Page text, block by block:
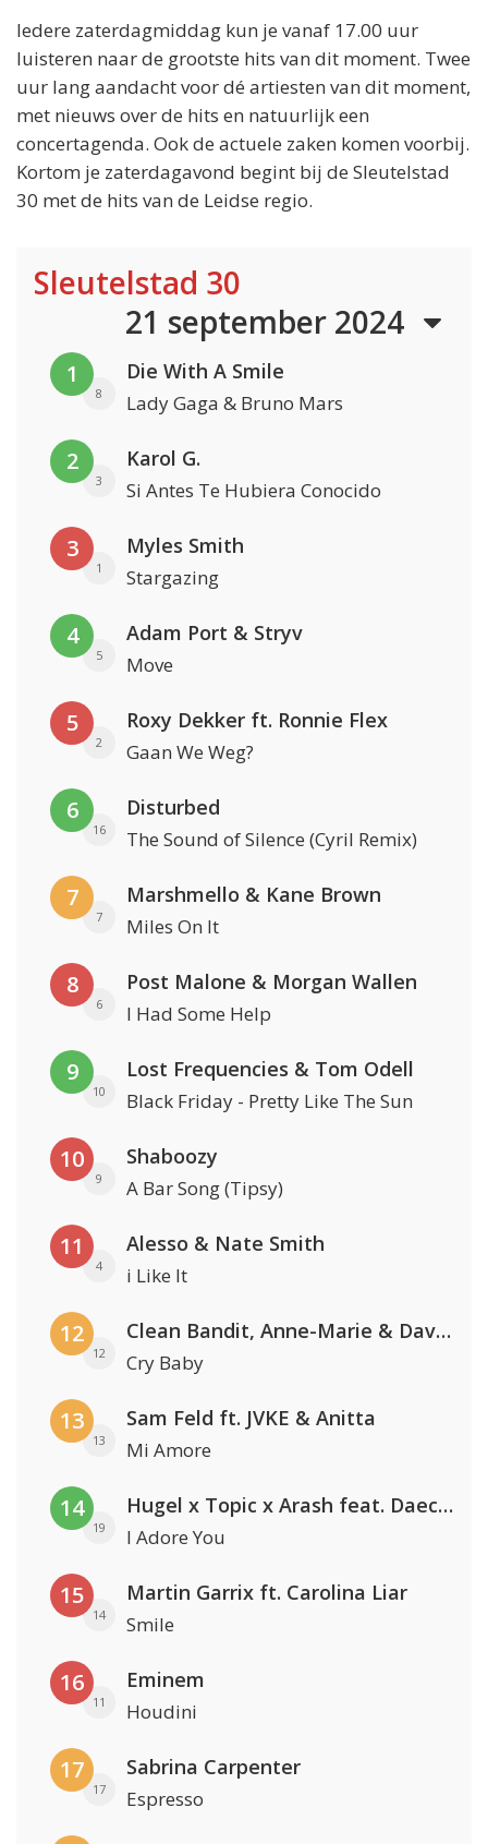
Iedere zaterdagmiddag kun je vanaf 17.00 uur
luisteren naar de grootste hits van dit moment. Twee
uur lang aandacht voor dé artiesten van dit moment,
met nieuws over de hits en natuurlijk een
concertagenda. Ook de actuele zaken komen voorbij.
Kortom je zaterdagavond begint bij de Sleutelstad
30 met de hits van de Leidse regio.
Sleutelstad 30
21 september 2024
1
8
Die With A Smile
Lady Gaga & Bruno Mars
2
3
Karol G.
Si Antes Te Hubiera Conocido
3
1
Myles Smith
Stargazing
4
5
Adam Port & Stryv
Move
5
2
Roxy Dekker ft. Ronnie Flex
Gaan We Weg?
6
16
Disturbed
The Sound of Silence (Cyril Remix)
7
7
Marshmello & Kane Brown
Miles On It
8
6
Post Malone & Morgan Wallen
I Had Some Help
9
10
Lost Frequencies & Tom Odell
Black Friday - Pretty Like The Sun
10
9
Shaboozy
A Bar Song (Tipsy)
11
4
Alesso & Nate Smith
i Like It
12
12
Clean Bandit, Anne-Marie & David Guetta
Cry Baby
13
13
Sam Feld ft. JVKE & Anitta
Mi Amore
14
19
Hugel x Topic x Arash feat. Daecolm
I Adore You
15
14
Martin Garrix ft. Carolina Liar
Smile
16
11
Eminem
Houdini
17
17
Sabrina Carpenter
Espresso